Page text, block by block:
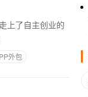
上了自主创业的
外包